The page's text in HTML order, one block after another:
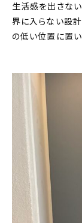
生活感を出さな
界に入らない設
の低い位置に置い